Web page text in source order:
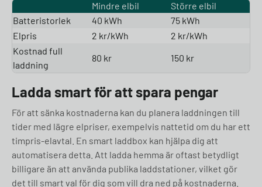
Mindre elbil
Större elbil
Batteristorlek
40 kWh
75 kWh
Elpris
2 kr/kWh
2 kr/kWh
Kostnad full
laddning
80 kr 150 kr
Ladda smart för att spara pengar
För att sänka kostnaderna kan du planera laddningen till
tider med lägre elpriser, exempelvis nattetid om du har ett
timpris-elavtal. En smart laddbox kan hjälpa dig att
automatisera detta. Att ladda hemma är oftast betydligt
billigare än att använda publika laddstationer, vilket gör
det till smart val för dig som vill dra ned på kostnaderna.